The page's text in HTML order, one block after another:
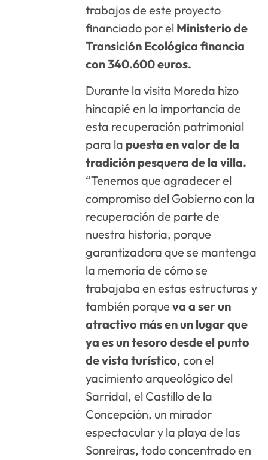
trabajos de este proyecto
financiado por el Ministerio de
Transición Ecológica financia
con 340.600 euros.
Durante la visita Moreda hizo
hincapié en la importancia de
esta recuperación patrimonial
para la puesta en valor de la
tradición pesquera de la villa.
“Tenemos que agradecer el
compromiso del Gobierno con la
recuperación de parte de
nuestra historia, porque
garantizadora que se mantenga
la memoria de cómo se
trabajaba en estas estructuras y
también porqueva a ser un
atractivo más en un lugar que
ya es un tesoro desde el punto
de vista turístico, con el
yacimiento arqueológico del
Sarridal, el Castillo de la
Concepción, un mirador
espectacular y la playa de las
Sonreiras, todo concentrado en